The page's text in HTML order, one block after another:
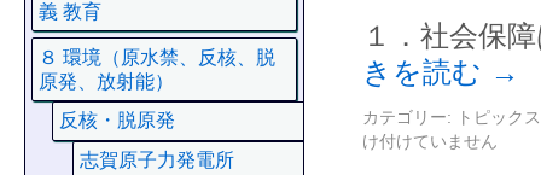
１．社会保
きを読む →
カテゴリー:
トピックス
け付けていません
義 教育
８ 環境（原水禁、反核、脱
原発、放射能）
反核・脱原発
志賀原子力発電所